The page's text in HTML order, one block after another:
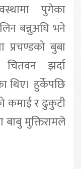
पुगेका
बन्नुअघि भने
प्रचण्डको बुबा
चितवन झर्दा
थिए। हुर्केपछि
कमाई र ढुकुटी
मुक्तिरामले